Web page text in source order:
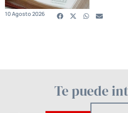
10 Agosto 2026
Te puede